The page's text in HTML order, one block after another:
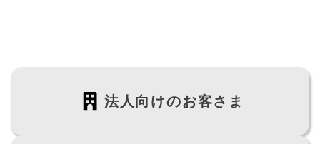
法人向けのお客さま